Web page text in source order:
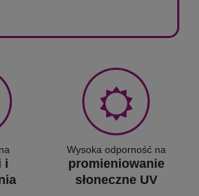
i
Wysoka odporność na
promieniowanie
słoneczne UV